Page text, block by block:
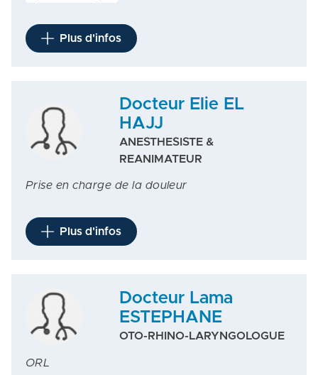
Plus d'infos
Docteur Elie EL
HAJJ
ANESTHESISTE &
REANIMATEUR
Prise en charge de la douleur
Plus d'infos
Docteur Lama
ESTEPHANE
OTO-RHINO-LARYNGOLOGUE
ORL